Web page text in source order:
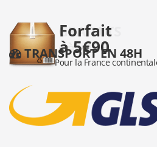
TRANSPORT EN 48H